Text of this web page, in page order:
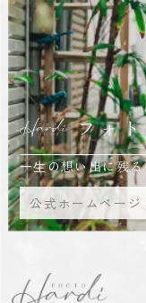
フォ
⼀⽣の想い出に残
公式ホームページ